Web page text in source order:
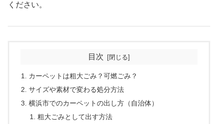
ください。
目次
カーペットは粗大ごみ？可燃ごみ？
サイズや素材で変わる処分方法
横浜市でのカーペットの出し方（自治体）
粗大ごみとして出す方法